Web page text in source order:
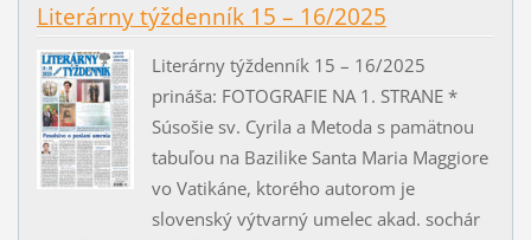
Literárny týždenník 15 – 16/2025
Literárny týždenník 15 – 16/2025
prináša: FOTOGRAFIE NA 1. STRANE *
Súsošie sv. Cyrila a Metoda s pamätnou
tabuľou na Bazilike Santa Maria Maggiore
vo Vatikáne, ktorého autorom je
slovenský výtvarný umelec akad. sochár